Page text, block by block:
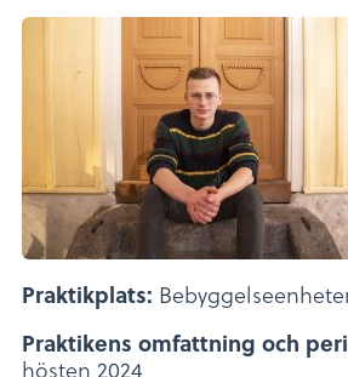
Praktikplats:
Praktikens omfattning och
hösten 2024